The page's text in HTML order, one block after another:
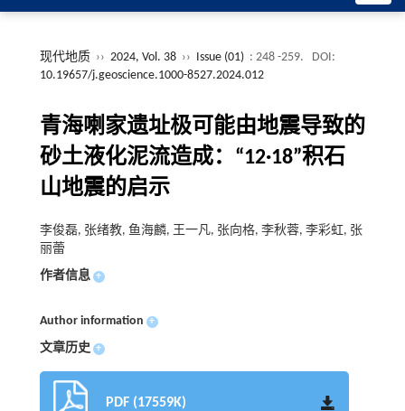
现代地质 ›› 2024, Vol. 38 ›› Issue (01) : 248 -259.
DOI:
10.19657/j.geoscience.1000-8527.2024.012
青海喇家遗址极可能由地震导致的
砂土液化泥流造成：“12·18”积石
山地震的启示
李俊磊, 张绪教, 鱼海麟, 王一凡, 张向格, 李秋蓉, 李彩虹, 张
丽蕾
作者信息 +
Author information +
文章历史 +
PDF (17559K)